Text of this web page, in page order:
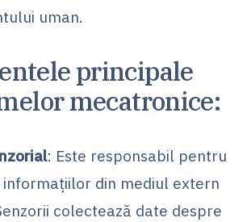
uman.
principale
mecatronice:
: Este responsabil pentru
din mediul extern
colectează date despre